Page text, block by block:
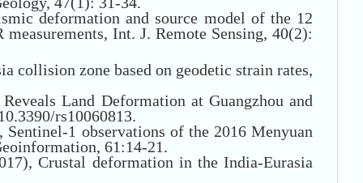
deformation and source model of the 12
Int. J. Remote Sensing, 40(2):
collision zone based on geodetic strain rates,
Land Deformation at Guangzhou and
rs10060813.
1 observations of the 2016 Menyuan
61:14-21.
Crustal deformation in the India-Eurasia